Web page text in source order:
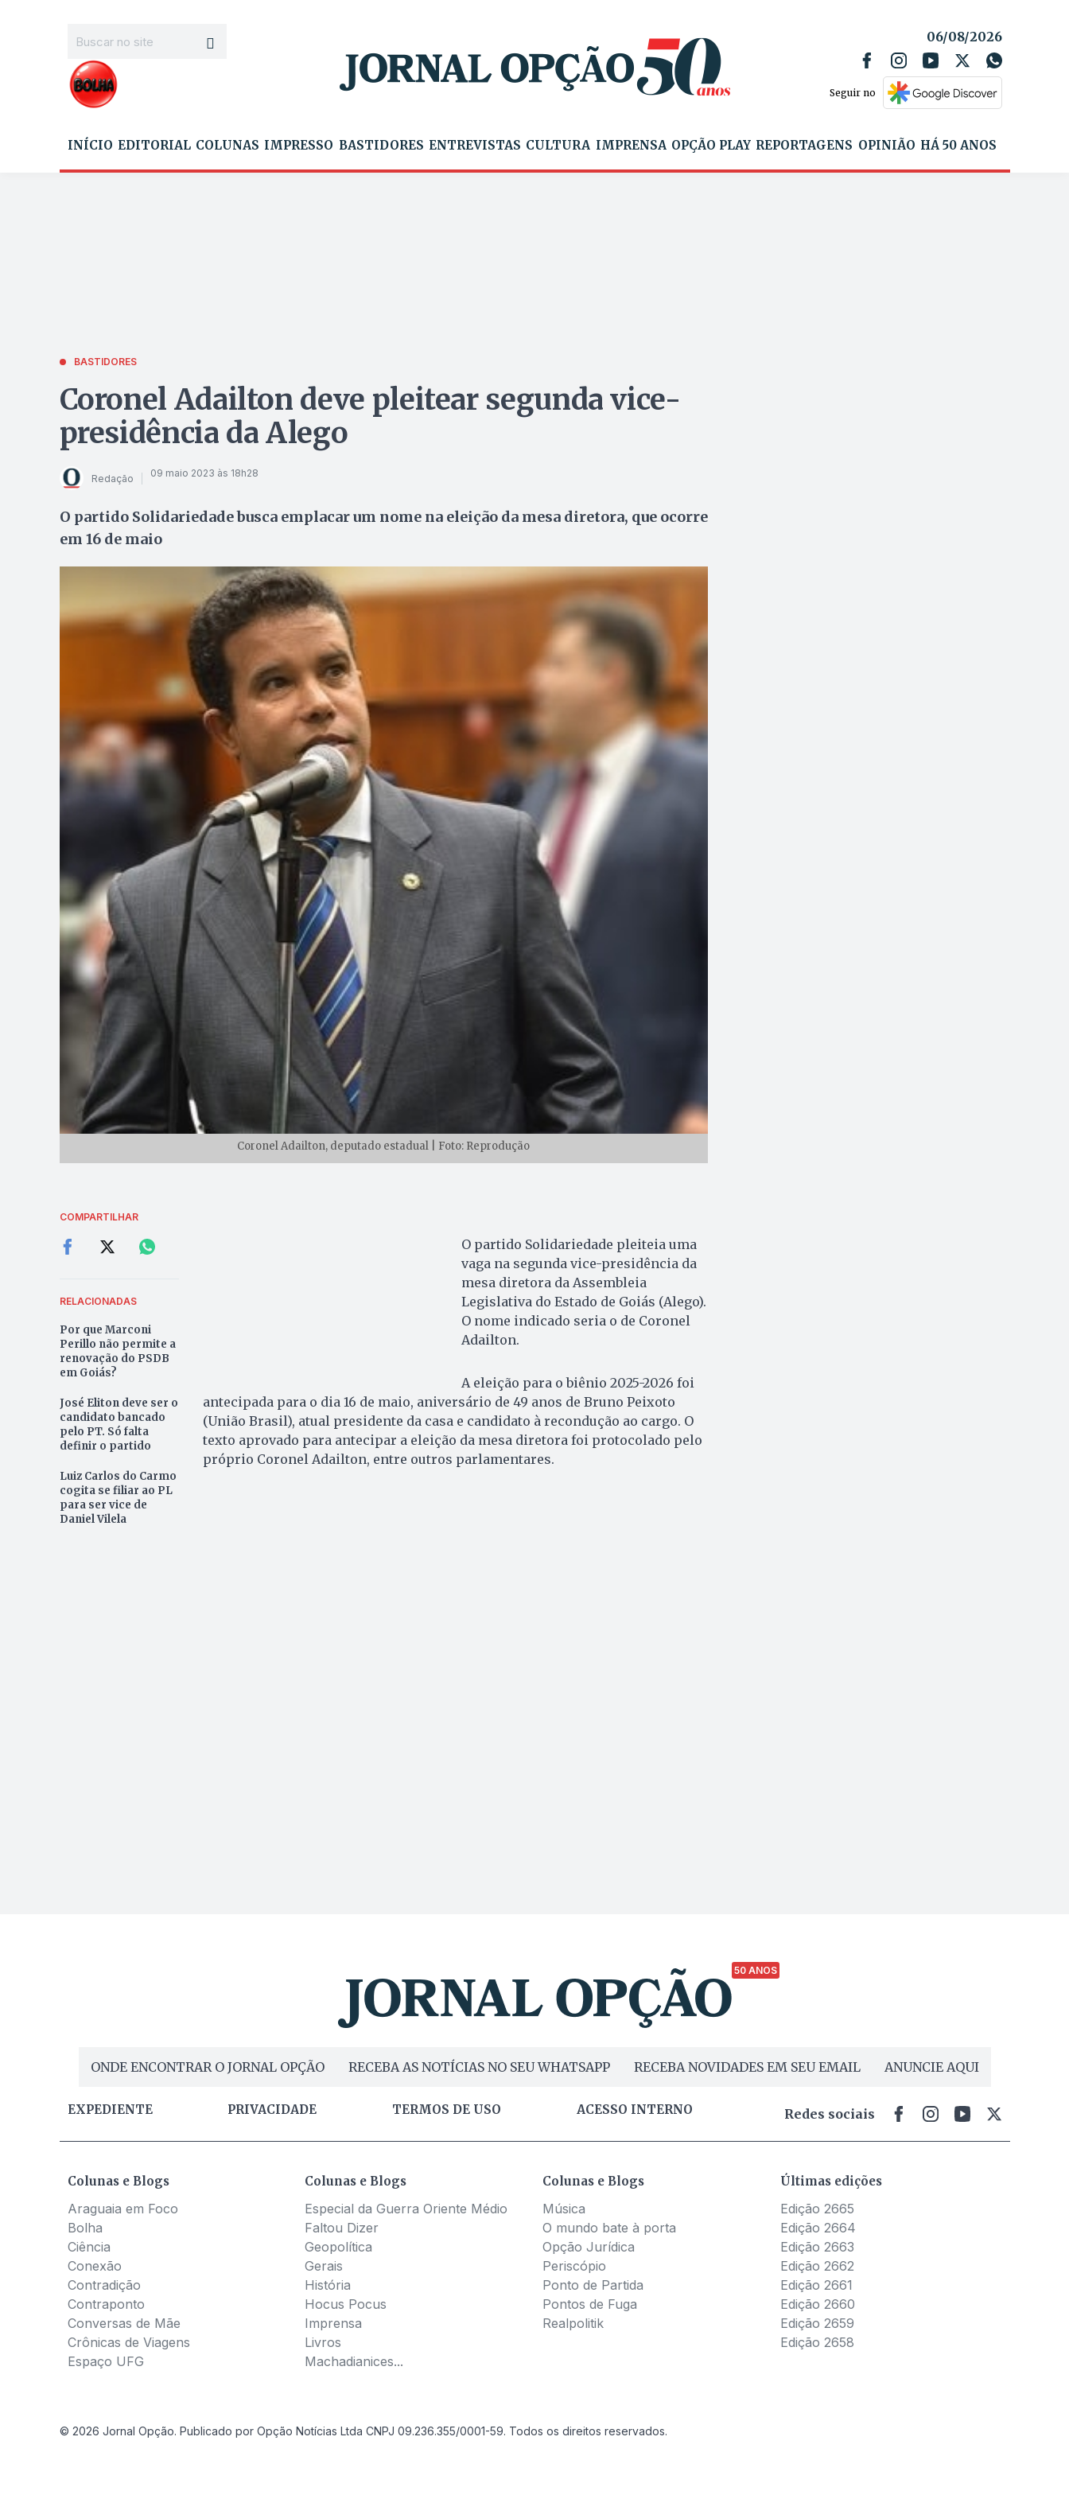
06/08/2026
Seguir no
INÍCIO EDITORIAL COLUNAS IMPRESSO BASTIDORES ENTREVISTAS CULTURA IMPRENSA OPÇÃO PLAY REPORTAGENS OPINIÃO HÁ 50 ANOS
BASTIDORES
Coronel Adailton deve pleitear segunda vice-
presidência da Alego
Redação 09 maio 2023 às 18h28
O partido Solidariedade busca emplacar um nome na eleição da mesa diretora, que ocorre
em 16 de maio
Coronel Adailton, deputado estadual | Foto: Reprodução
COMPARTILHAR
RELACIONADAS
Por que Marconi
Perillo não permite a
renovação do PSDB
em Goiás?
José Eliton deve ser o
candidato bancado
pelo PT. Só falta
definir o partido
Luiz Carlos do Carmo
cogita se filiar ao PL
para ser vice de
Daniel Vilela
O partido Solidariedade pleiteia uma
vaga na segunda vice-presidência da
mesa diretora da Assembleia
Legislativa do Estado de Goiás (Alego).
O nome indicado seria o de Coronel
Adailton.
A eleição para o biênio 2025-2026 foi
antecipada para o dia 16 de maio, aniversário de 49 anos de Bruno Peixoto
(União Brasil), atual presidente da casa e candidato à recondução ao cargo. O
texto aprovado para antecipar a eleição da mesa diretora foi protocolado pelo
próprio Coronel Adailton, entre outros parlamentares.
50 ANOS
ONDE ENCONTRAR O JORNAL OPÇÃO RECEBA AS NOTÍCIAS NO SEU WHATSAPP RECEBA NOVIDADES EM SEU EMAIL ANUNCIE AQUI
EXPEDIENTE PRIVACIDADE TERMOS DE USO ACESSO INTERNO Redes sociais
Colunas e Blogs
Araguaia em Foco
Bolha
Ciência
Conexão
Contradição
Contraponto
Conversas de Mãe
Crônicas de Viagens
Espaço UFG
Colunas e Blogs
Especial da Guerra Oriente Médio
Faltou Dizer
Geopolítica
Gerais
História
Hocus Pocus
Imprensa
Livros
Machadianices...
Colunas e Blogs
Música
O mundo bate à porta
Opção Jurídica
Periscópio
Ponto de Partida
Pontos de Fuga
Realpolitik
Últimas edições
Edição 2665
Edição 2664
Edição 2663
Edição 2662
Edição 2661
Edição 2660
Edição 2659
Edição 2658
© 2026 Jornal Opção. Publicado por Opção Notícias Ltda CNPJ 09.236.355/0001-59. Todos os direitos reservados.